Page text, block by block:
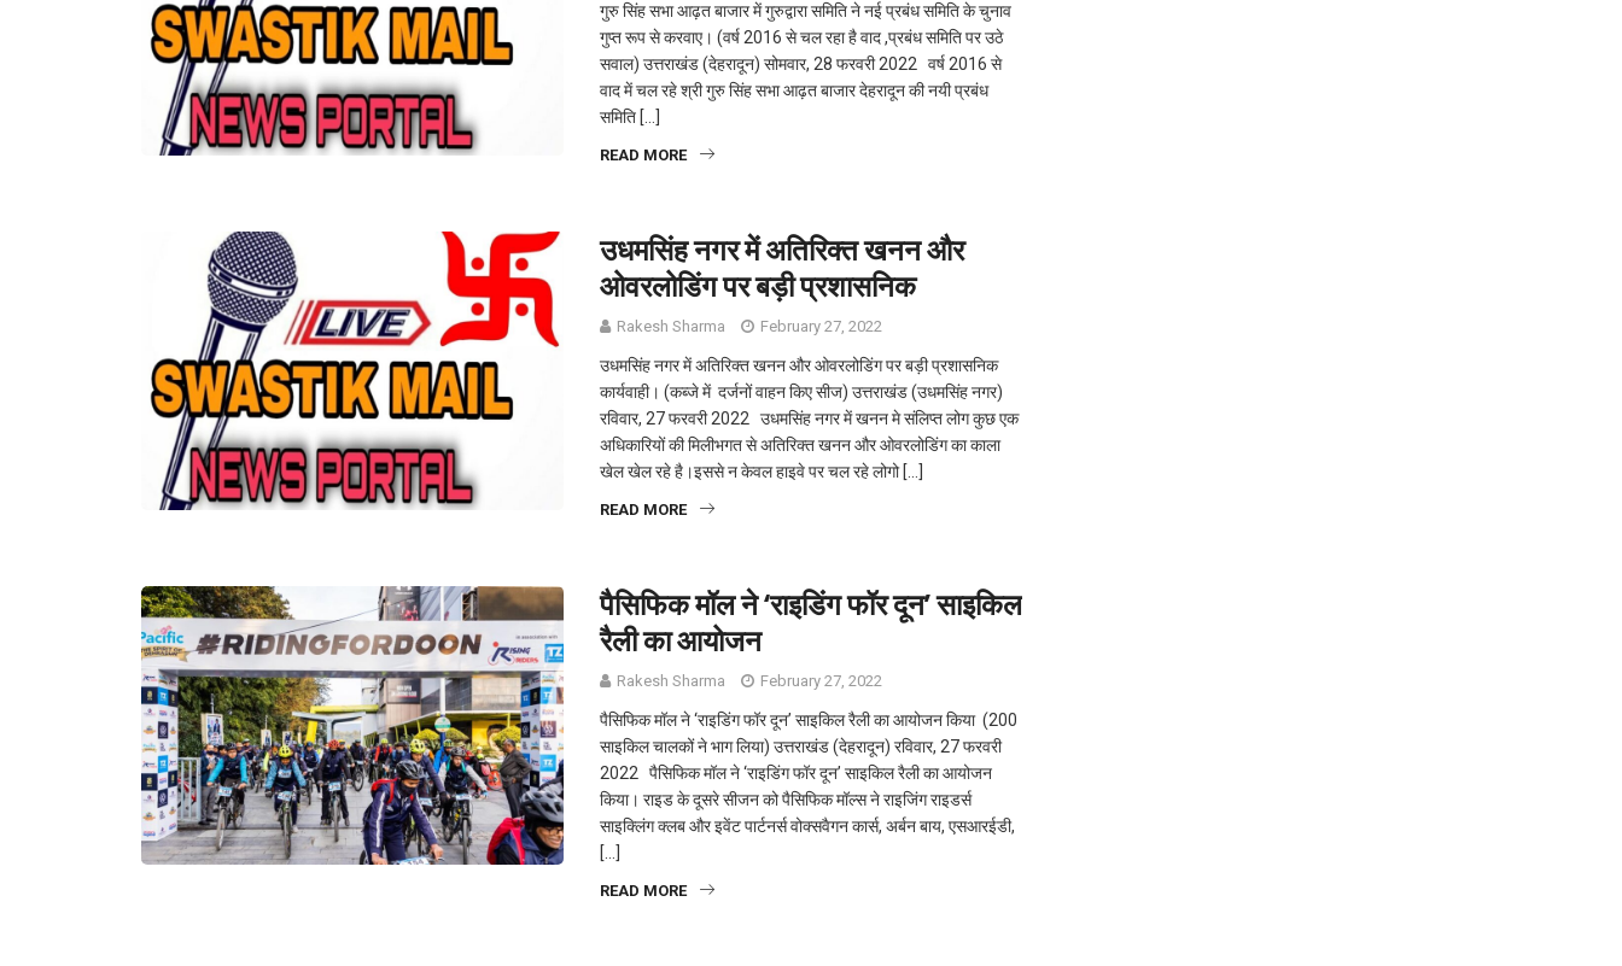
गुरु सिंह सभा आढ़त बाजार में गुरुद्वारा समिति ने नई प्रबंध समिति के चुनाव
गुप्त रूप से करवाए। (वर्ष 2016 से चल रहा है वाद ,प्रबंध समिति पर उठे
सवाल) उत्तराखंड (देहरादून) सोमवार, 28 फरवरी 2022 वर्ष 2016 से
वाद में चल रहे श्री गुरु सिंह सभा आढ़त बाजार देहरादून की नयी प्रबंध
समिति […]
READ MORE
उधमसिंह नगर में अतिरिक्त खनन और
ओवरलोडिंग पर बड़ी प्रशासनिक
Rakesh Sharma February 27, 2022
उधमसिंह नगर में अतिरिक्त खनन और ओवरलोडिंग पर बड़ी प्रशासनिक
कार्यवाही। (कब्जे में दर्जनों वाहन किए सीज) उत्तराखंड (उधमसिंह नगर)
रविवार, 27 फरवरी 2022 उधमसिंह नगर में खनन मे संलिप्त लोग कुछ एक
अधिकारियों की मिलीभगत से अतिरिक्त खनन और ओवरलोडिंग का काला
खेल खेल रहे है।इससे न केवल हाइवे पर चल रहे लोगो […]
READ MORE
पैसिफिक मॉल ने ‘राइडिंग फॉर दून’ साइकिल
रैली का आयोजन
Rakesh Sharma February 27, 2022
पैसिफिक मॉल ने ‘राइडिंग फॉर दून’ साइकिल रैली का आयोजन किया (200
साइकिल चालकों ने भाग लिया) उत्तराखंड (देहरादून) रविवार, 27 फरवरी
2022 पैसिफिक मॉल ने ‘राइडिंग फॉर दून’ साइकिल रैली का आयोजन
किया। राइड के दूसरे सीजन को पैसिफिक मॉल्स ने राइजिंग राइडर्स
साइक्लिंग क्लब और इवेंट पार्टनर्स वोक्सवैगन कार्स, अर्बन बाय, एसआरईडी,
[…]
READ MORE